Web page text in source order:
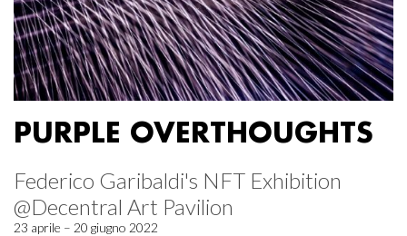
PURPLE OVERTHOUGHTS
Federico Garibaldi's NFT Exhibition
@Decentral Art Pavilion
23 aprile – 20 giugno 2022